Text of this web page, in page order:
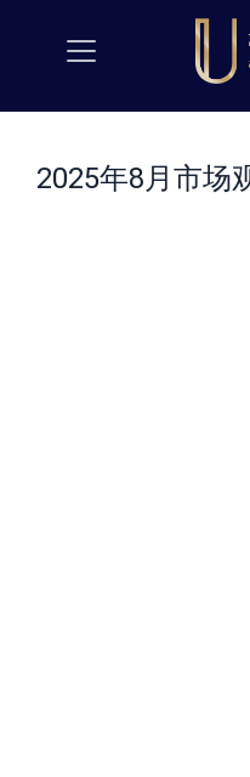
2025年8月市场